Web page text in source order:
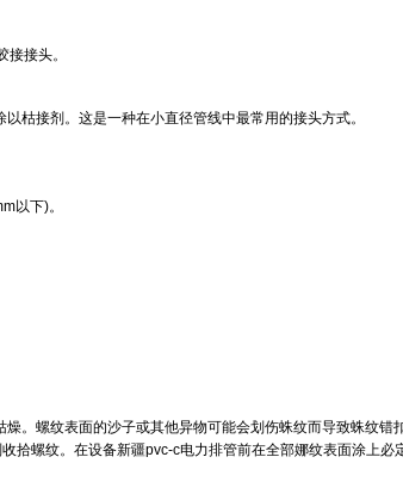
接接头。
枯接剂。这是一种在小直径管线中最常用的接头方式。
以下)。
。螺纹表面的沙子或其他异物可能会划伤蛛纹而导致蛛纹
拾螺纹。在设备新疆pvc-c电力排管前在全部娜纹表面涂上必